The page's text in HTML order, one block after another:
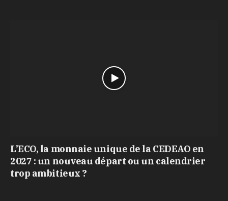
L’ECO, la monnaie unique de la CEDEAO en
2027 : un nouveau départ ou un calendrier
trop ambitieux ?